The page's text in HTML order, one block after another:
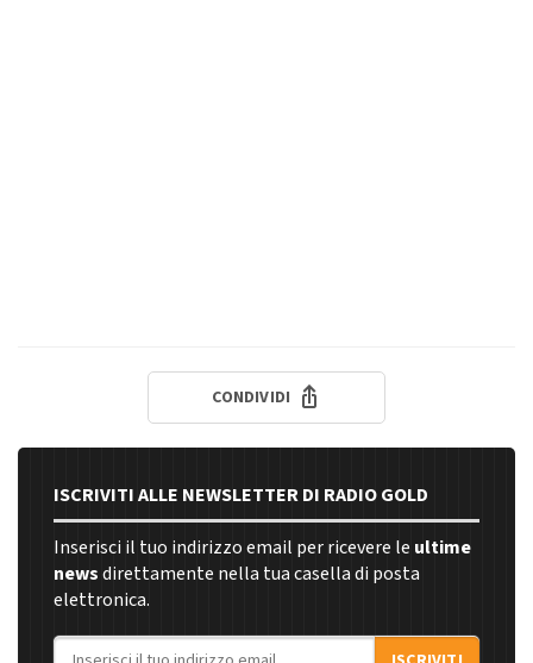
CONDIVIDI
ISCRIVITI ALLE NEWSLETTER DI RADIO GOLD
Inserisci il tuo indirizzo email per ricevere le ultime
newsdirettamente nella tua casella di posta
elettronica.
Indirizzo email